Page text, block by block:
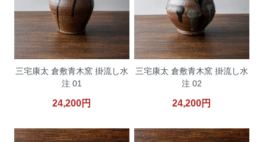
三宅康太 倉敷青木窯 掛流し水
注 01
24,200円
三宅康太 倉敷青木窯 掛流し水
注 02
24,200円